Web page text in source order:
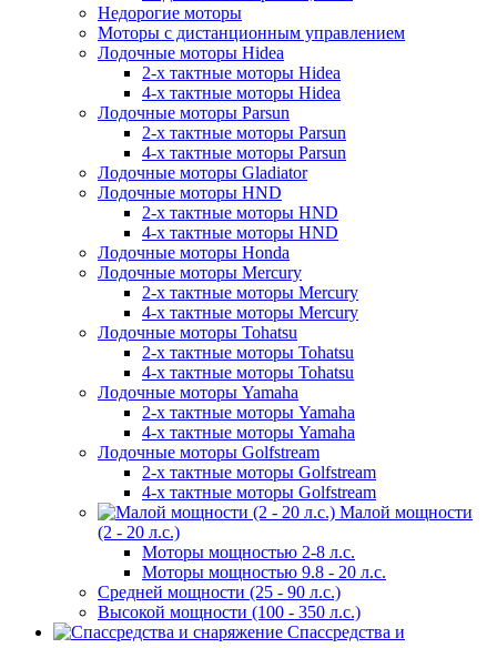
Недорогие моторы
Моторы с дистанционным управлением
Лодочные моторы Hidea
2-х тактные моторы Hidea
4-х тактные моторы Hidea
Лодочные моторы Parsun
2-х тактные моторы Parsun
4-х тактные моторы Parsun
Лодочные моторы Gladiator
Лодочные моторы HND
2-х тактные моторы HND
4-х тактные моторы HND
Лодочные моторы Honda
Лодочные моторы Mercury
2-х тактные моторы Mercury
4-х тактные моторы Mercury
Лодочные моторы Tohatsu
2-х тактные моторы Tohatsu
4-х тактные моторы Tohatsu
Лодочные моторы Yamaha
2-х тактные моторы Yamaha
4-х тактные моторы Yamaha
Лодочные моторы Golfstream
2-х тактные моторы Golfstream
4-х тактные моторы Golfstream
Малой мощности
(2 - 20 л.с.)
Моторы мощностью 2-8 л.с.
Моторы мощностью 9.8 - 20 л.с.
Средней мощности (25 - 90 л.с.)
Высокой мощности (100 - 350 л.с.)
Спассредства и